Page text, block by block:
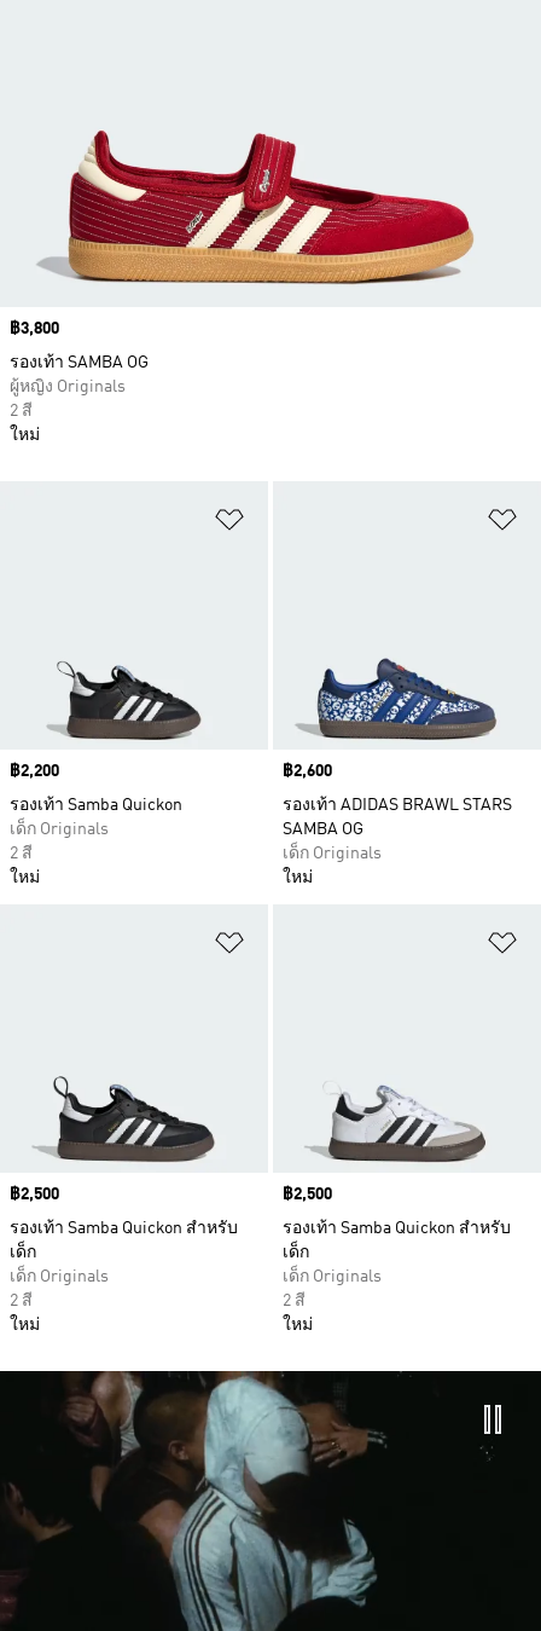
Price
฿2,200
รองเท้า Samba Quickon
เด็ก Originals
2 สี
ใหม่
Price
฿2,600
รองเท้า ADIDAS BRAWL STARS
SAMBA OG
เด็ก Originals
ใหม่
Price
฿2,500
รองเท้า Samba Quickon สำหรับ
เด็ก
เด็ก Originals
2 สี
ใหม่
Price
฿2,500
รองเท้า Samba Quickon สำหรับ
เด็ก
เด็ก Originals
2 สี
ใหม่
Price
฿3,800
รองเท้า SAMBA OG
ผู้หญิง Originals
2 สี
ใหม่